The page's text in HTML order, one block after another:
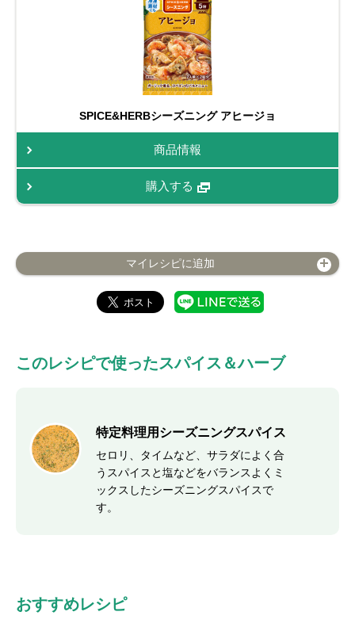
SPICE&HERBシーズニング アヒージョ
商品情報
購入する
マイレシピに追加
このレシピで使ったスパイス＆ハーブ
特定料理用シーズニングスパイス
セロリ、タイムなど、サラダによく合
うスパイスと塩などをバランスよくミ
ックスしたシーズニングスパイスで
す。
おすすめレシピ